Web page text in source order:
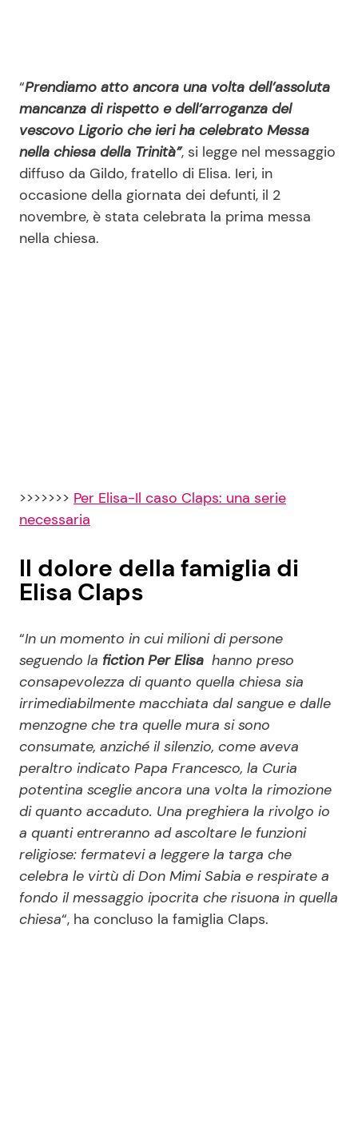
“Prendiamo atto ancora una volta dell’assoluta
mancanza di rispetto e dell’arroganza del
vescovo Ligorio che ieri ha celebrato Messa
nella chiesa della Trinità”, si legge nel messaggio
diffuso da Gildo, fratello di Elisa. Ieri, in
occasione della giornata dei defunti, il 2
novembre, è stata celebrata la prima messa
nella chiesa.
>>>>>>> Per Elisa-Il caso Claps: una serie
necessaria
Il dolore della famiglia di
Elisa Claps
“In un momento in cui milioni di persone
seguendo la fiction Per Elisa hanno preso
consapevolezza di quanto quella chiesa sia
irrimediabilmente macchiata dal sangue e dalle
menzogne che tra quelle mura si sono
consumate, anziché il silenzio, come aveva
peraltro indicato Papa Francesco, la Curia
potentina sceglie ancora una volta la rimozione
di quanto accaduto. Una preghiera la rivolgo io
a quanti entreranno ad ascoltare le funzioni
religiose: fermatevi a leggere la targa che
celebra le virtù di Don Mimi Sabia e respirate a
fondo il messaggio ipocrita che risuona in quella
chiesa“, ha concluso la famiglia Claps.